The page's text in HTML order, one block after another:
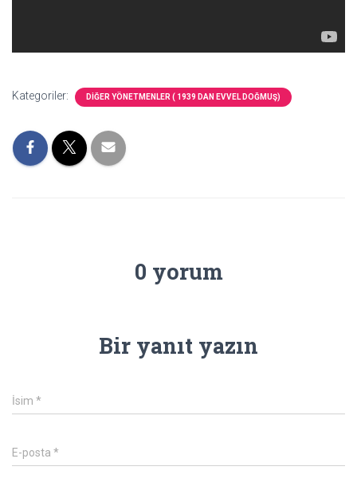
Kategoriler: DİĞER YÖNETMENLER ( 1939 DAN EVVEL DOĞMUŞ)
0 yorum
Bir yanıt yazın
İsim *
E-posta *